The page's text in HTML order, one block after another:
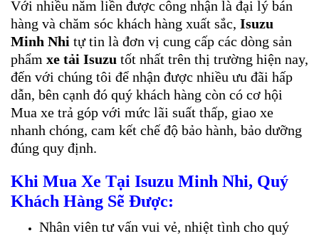
Với nhiều năm liền được công nhận là đại lý bán
hàng và chăm sóc khách hàng xuất sắc, Isuzu
Minh Nhi tự tin là đơn vị cung cấp các dòng sản
phẩm xe tải Isuzu tốt nhất trên thị trường hiện nay,
đến với chúng tôi để nhận được nhiều ưu đãi hấp
dẫn, bên cạnh đó quý khách hàng còn có cơ hội
Mua xe trả góp với mức lãi suất thấp, giao xe
nhanh chóng, cam kết chế độ bảo hành, bảo dưỡng
đúng quy định.
Khi Mua Xe Tại Isuzu Minh Nhi, Quý
Khách Hàng Sẽ Được:
Nhân viên tư vấn vui vẻ, nhiệt tình cho quý